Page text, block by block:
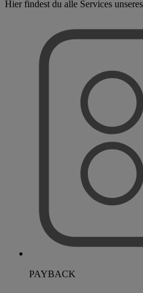
Hier findest du alle Services
PAYBACK